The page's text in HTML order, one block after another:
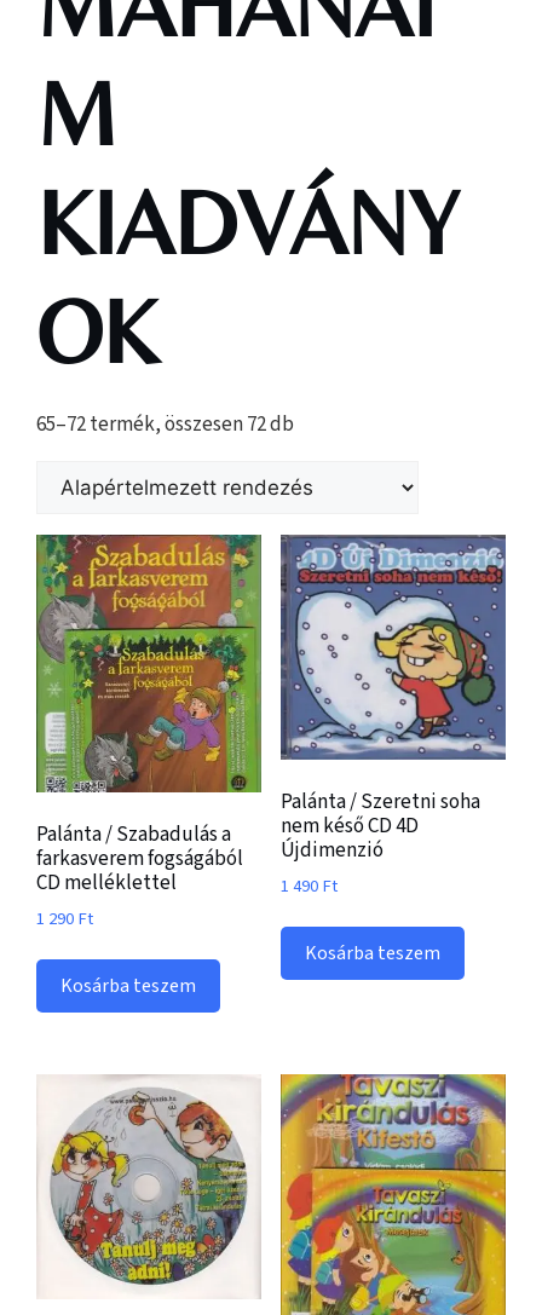
M
KIADVÁNY
OK
65–72 termék, összesen 72 db
Palánta / Szabadulás a
farkasverem fogságából
CD melléklettel
1 290Ft
Kosárba teszem
Palánta / Szeretni soha
nem késő CD 4D
Újdimenzió
1 490Ft
Kosárba teszem